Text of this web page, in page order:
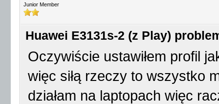
Junior Member
Huawei E3131s-2 (z Play)
Oczywiście ustawiłem profil
więc siłą rzeczy to wszystko
działam na laptopach więc